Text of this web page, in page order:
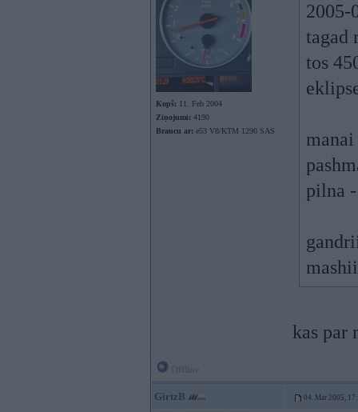
Kopš: 11. Feb 2004
Ziņojumi: 4190
Braucu ar: e53 V8/KTM 1290 SAS
2005-
tagad
tos
pilna
kas par
GirtzB 04. Mar 2005,